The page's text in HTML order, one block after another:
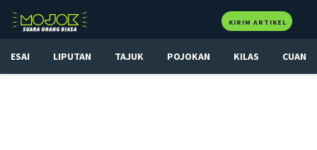
KIRIM ARTIKEL
ESAI LIPUTAN TAJUK POJOKAN KILAS CUAN